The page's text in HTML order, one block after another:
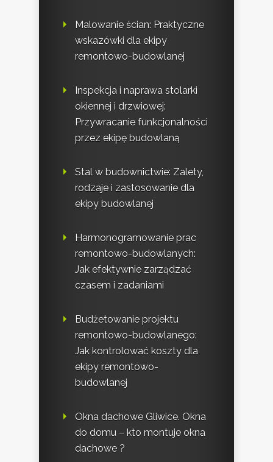
Malowanie ścian: Praktyczne
wskazówki dla ekipy
remontowo-budowlanej
Inspekcja i naprawa stolarki
okiennej i drzwiowej:
Przywracanie funkcjonalności
przez ekipę budowlaną
Stal w budownictwie: Zalety,
rodzaje i zastosowanie dla
ekipy budowlanej
Harmonogramowanie prac
remontowo-budowlanych:
Jak efektywnie zarządzać
czasem i zadaniami
Budżetowanie projektu
remontowo-budowlanego:
Jak kontrolować koszty dla
ekipy remontowo-
budowlanej
Okna dachowe Gliwice. Okna
do domu – kto montuje okna
dachowe ?